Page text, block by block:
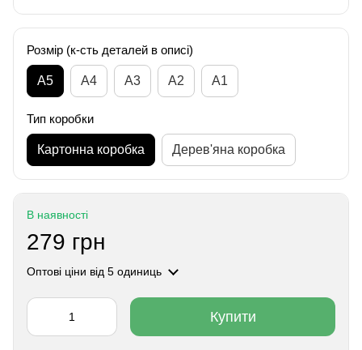
Розмір (к-сть деталей в описі)
А5 А4 A3 A2 A1
Тип коробки
Картонна коробка Дерев'яна коробка
В наявності
279 грн
Оптові ціни від 5 одиниць
Купити